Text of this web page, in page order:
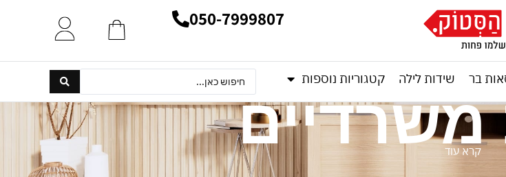
050-7999807
בר שידות לילה קטגוריות נוספות
קרא עוד